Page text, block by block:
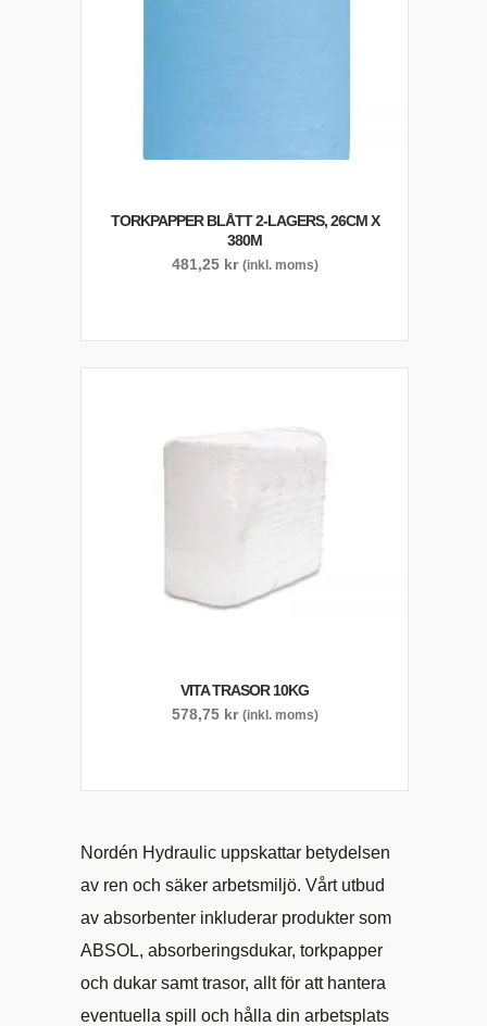
TORKPAPPER BLÅTT 2-LAGERS, 26CM X
380M
481,25 kr (inkl. moms)
VITA TRASOR 10KG
578,75 kr (inkl. moms)
Nordén Hydraulic uppskattar betydelsen
av ren och säker arbetsmiljö. Vårt utbud
av absorbenter inkluderar produkter som
ABSOL, absorberingsdukar, torkpapper
och dukar samt trasor, allt för att hantera
eventuella spill och hålla din arbetsplats